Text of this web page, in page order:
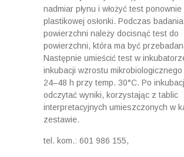
nadmiar płynu i włożyć test ponownie
plastikowej osłonki. Podczas badania
powierzchni należy docisnąć test do
powierzchni, która ma być
Następnie umieścić test w
inkubacji wzrostu mikrobiologicznego
24–48 h przy temp. 30°C. Po
odczytać wyniki, korzystając z tablic
interpretacyjnych umieszczonych w
zestawie.
tel. kom.: 601 986 155,